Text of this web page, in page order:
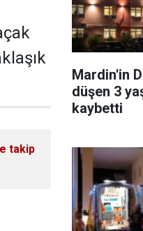
takip
Mardin'in
düşen 3
kaybetti